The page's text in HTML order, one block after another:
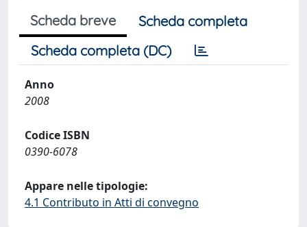
Scheda breve
Scheda completa
Scheda completa (DC)
Anno
2008
Codice ISBN
0390-6078
Appare nelle tipologie:
4.1 Contributo in Atti di convegno